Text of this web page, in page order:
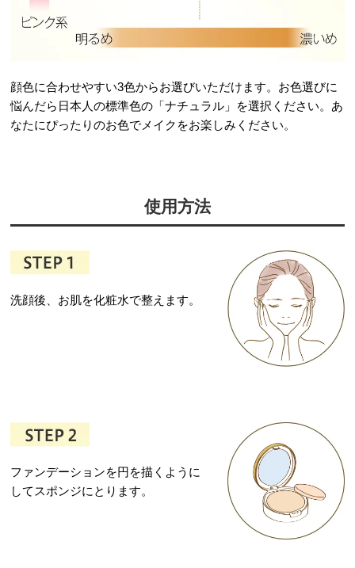
顔色に合わせやすい3色からお選びいただけます。お色選びに
悩んだら日本人の標準色の「ナチュラル」を選択ください。あ
なたにぴったりのお色でメイクをお楽しみください。
使用方法
洗顔後、お肌を化粧水で整えます。
ファンデーションを円を描くように
してスポンジにとります。